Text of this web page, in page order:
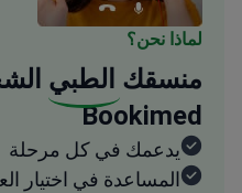
لماذا نحن؟
منسقك الطبي
Bookimed
يدعمك في كل مرحلة
المساعدة في اختيار